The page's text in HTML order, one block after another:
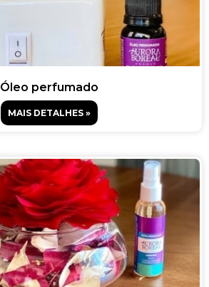
Óleo perfumado
MAIS DETALHES »